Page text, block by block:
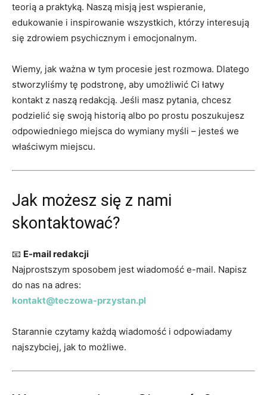
teorią a praktyką. Naszą misją jest wspieranie,
edukowanie i inspirowanie wszystkich, którzy interesują
się zdrowiem psychicznym i emocjonalnym.
Wiemy, jak ważna w tym procesie jest rozmowa. Dlatego
stworzyliśmy tę podstronę, aby umożliwić Ci łatwy
kontakt z naszą redakcją. Jeśli masz pytania, chcesz
podzielić się swoją historią albo po prostu poszukujesz
odpowiedniego miejsca do wymiany myśli – jesteś we
właściwym miejscu.
Jak możesz się z nami
skontaktować?
📧 E-mail redakcji
Najprostszym sposobem jest wiadomość e-mail. Napisz
do nas na adres:
kontakt@teczowa-przystan.pl
Starannie czytamy każdą wiadomość i odpowiadamy
najszybciej, jak to możliwe.